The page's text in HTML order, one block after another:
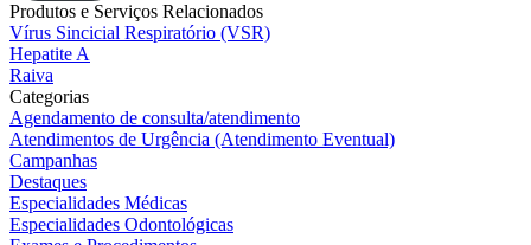
Produtos e Serviços Relacionados
Vírus Sincicial Respiratório (VSR)
Hepatite A
Raiva
Categorias
Agendamento de consulta/atendimento
Atendimentos de Urgência (Atendimento Eventual)
Campanhas
Destaques
Especialidades Médicas
Especialidades Odontológicas